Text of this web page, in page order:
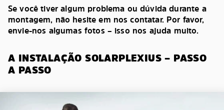
Se você tiver algum problema ou dúvida durante a
montagem, não hesite em nos contatar. Por favor,
envie-nos algumas fotos – isso nos ajuda muito.
A INSTALAÇÃO SOLARPLEXIUS – PASSO
A PASSO